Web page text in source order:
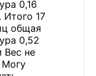
0,16
Итого 17
общая
0,52
Вес не